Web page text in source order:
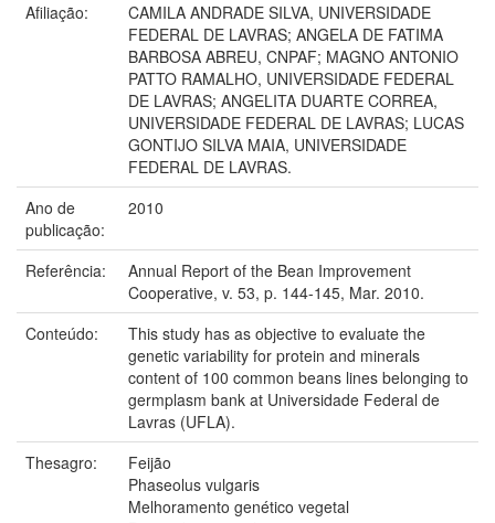
Afiliação:
CAMILA ANDRADE SILVA, UNIVERSIDADE
FEDERAL DE LAVRAS; ANGELA DE FATIMA
BARBOSA ABREU, CNPAF; MAGNO ANTONIO
PATTO RAMALHO, UNIVERSIDADE FEDERAL
DE LAVRAS; ANGELITA DUARTE CORREA,
UNIVERSIDADE FEDERAL DE LAVRAS; LUCAS
GONTIJO SILVA MAIA, UNIVERSIDADE
FEDERAL DE LAVRAS.
Ano de
publicação:
2010
Referência:
Annual Report of the Bean Improvement
Cooperative, v. 53, p. 144-145, Mar. 2010.
Conteúdo:
This study has as objective to evaluate the
genetic variability for protein and minerals
content of 100 common beans lines belonging to
germplasm bank at Universidade Federal de
Lavras (UFLA).
Thesagro:
Feijão
Phaseolus vulgaris
Melhoramento genético vegetal